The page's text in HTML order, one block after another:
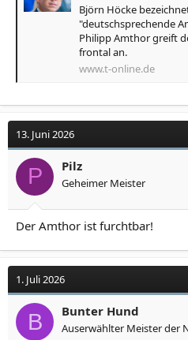
Björn Höcke
"deutschsprechende
Philipp Amthor greift
frontal an.
www.t-online.de
13. Juni 2026
P Pilz
Geheimer Meister
Der Amthor ist furchtbar!
1. Juli 2026
B Bunter Hund
Auserwählter Meister der